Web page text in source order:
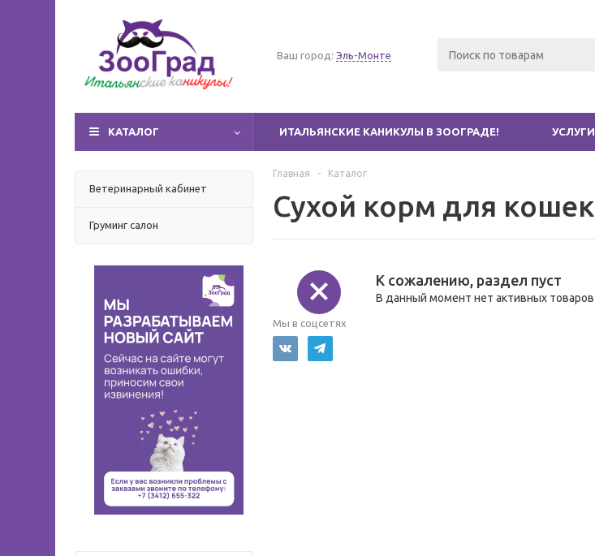
Ваш город: Эль-Монте
КАТАЛОГ ИТАЛЬЯНСКИЕ КАНИКУЛЫ В ЗООГРАДЕ! УСЛУГИ
Ветеринарный кабинет
Груминг салон
Главная - Каталог
Сухой корм для кошек
К сожалению, раздел пуст
В данный момент нет активных товаров
Мы в соцсетях